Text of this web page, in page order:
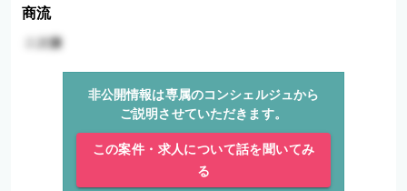
商流
非公開情報は専属のコンシェルジュから
ご説明させていただきます。
この案件・求人について話を聞いてみ
る